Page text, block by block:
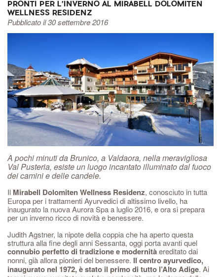
PRONTI PER L'INVERNO AL MIRABELL DOLOMITEN
WELLNESS RESIDENZ
Pubblicato il 30 settembre 2016
A pochi minuti da Brunico, a Valdaora, nella meravigliosa
Val Pusteria, esiste un luogo incantato illuminato dal fuoco
dei camini e delle candele.
Il Mirabell Dolomiten Wellness Residenz, conosciuto in tutta
Europa per i trattamenti Ayurvedici di altissimo livello, ha
inaugurato la nuova Aurora Spa a luglio 2016, e ora si prepara
per un inverno ricco di novità e benessere.
Judith Agstner, la nipote della coppia che ha aperto questa
struttura alla fine degli anni Sessanta, oggi porta avanti quel
connubio perfetto di tradizione e modernitàereditato dai
nonni, già allora pionieri del benessere. Il centro ayurvedico,
inaugurato nel 1972, è stato il primo di tutto l’Alto Adige. Ai